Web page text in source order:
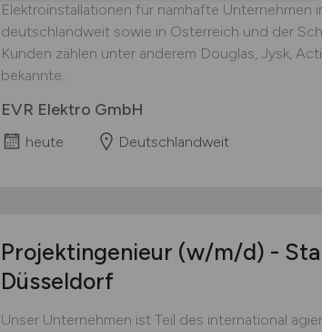
Elektroinstallationen für namhafte Unternehmen
deutschlandweit sowie in Österreich und der
Kunden zählen unter anderem Douglas, Jysk,
bekannte...
EVR Elektro GmbH
heute Deutschlandweit
Projektingenieur (w/m/d) -
Düsseldorf
Unser Unternehmen ist Teil des international